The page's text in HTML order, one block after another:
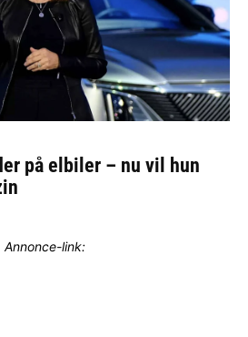
Annonce-link: